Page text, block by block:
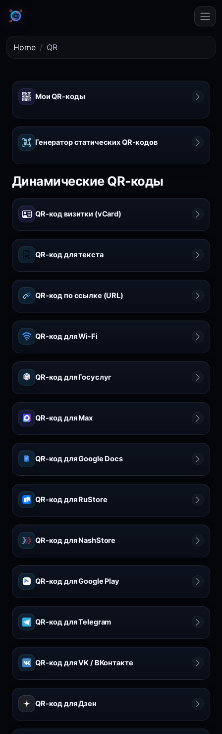
Home QR
Мои QR-коды
Генератор статических QR-кодов
Динамические QR-коды
QR-код визитки (vCard)
QR-код для текста
QR-код по ссылке (URL)
QR-код для Wi-Fi
гос
услуги QR-код для Госуслуг
QR-код для Max
QR-код для Google Docs
QR-код для RuStore
QR-код для NashStore
QR-код для Google Play
QR-код для Telegram
QR-код для VK / ВКонтакте
QR-код для Дзен